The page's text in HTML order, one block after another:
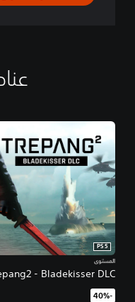
- Bladekisser DLC
PS5
المستوى
‏-40%‏